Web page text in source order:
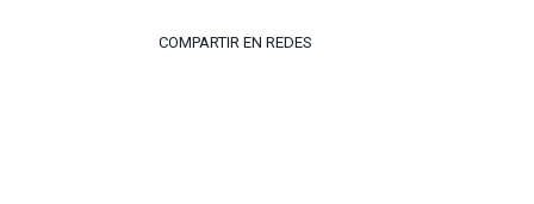
COMPARTIR EN REDES